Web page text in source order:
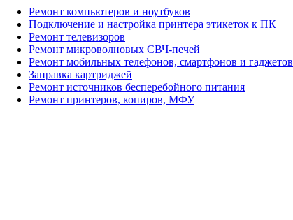
Ремонт компьютеров и ноутбуков
Подключение и настройка принтера этикеток к ПК
Ремонт телевизоров
Ремонт микроволновых СВЧ-печей
Ремонт мобильных телефонов, смартфонов и гаджетов
Заправка картриджей
Ремонт источников бесперебойного питания
Ремонт принтеров, копиров, МФУ